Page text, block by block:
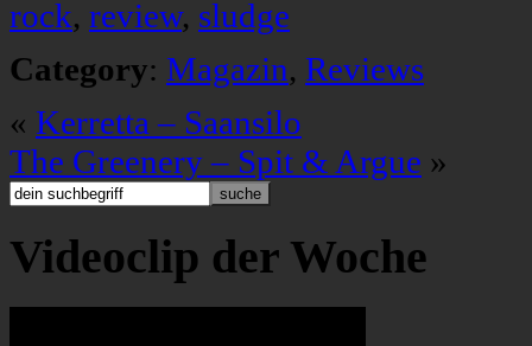
rock, review, sludge
Category: Magazin, Reviews
« Kerretta – Saansilo
The Greenery – Spit & Argue »
Videoclip der Woche